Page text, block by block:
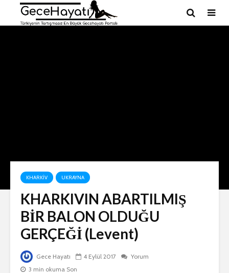
KHARKIV UKRAYNA
KHARKIVIN ABARTILMIŞ
BİR BALON OLDUĞU
GERÇEĞİ (Levent)
Gece Hayatı 4 Eylül 2017
Yorum
3 min okuma Son